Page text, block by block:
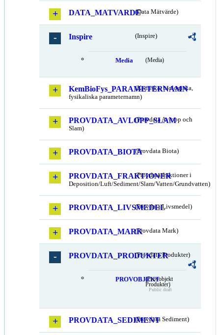
DATA_MATVARDE(Data Mätvärde)
Inspire (Inspire)
Media (Media)
KemBioFys_PARAMETERNAMN
(Kemiska, biologiska,
fysikaliska parameternamn)
PROVDATA_AVLOPP_SLAM
(Provdata Avlopp och
Slam)
PROVDATA_BIOTA(Provdata Biota)
PROVDATA_FRAKTIONER
(Provdata fraktioner i
Deposition/Luft/Sediment/Slam/Vatten/Grundvatten)
PROVDATA_LIVSMEDEL
(Provdata Livsmedel)
PROVDATA_MARK(Provdata Mark)
PROVDATA_PRODUKTER
(Provdata Produkter)
PROVOBJEKT(Provobjekt
Produkter)
Public draft
PROVDATA_SEDIMENT(Provdata Sediment)